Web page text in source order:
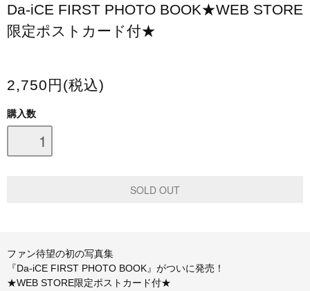
会場限定グッズ
Da-iCE FIRST PHOTO BOOK★WEB STORE
限定ポストカード付★
2,750円(税込)
購入数
ファン待望の初の写真集
『Da-iCE FIRST PHOTO BOOK』がついに発売！
★WEB STORE限定ポストカード付★